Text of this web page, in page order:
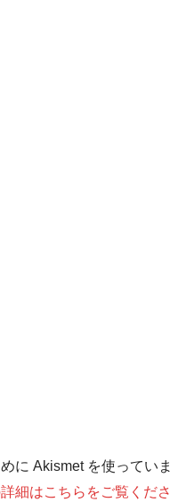
に Akismet を使っていま
細はこちらをご覧くださ